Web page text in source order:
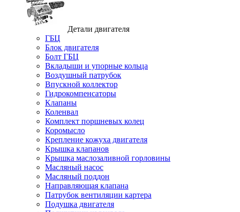
Детали двигателя
ГБЦ
Блок двигателя
Болт ГБЦ
Вкладыши и упорные кольца
Воздушный патрубок
Впускной коллектор
Гидрокомпенсаторы
Клапаны
Коленвал
Комплект поршневых колец
Коромысло
Крепление кожуха двигателя
Крышка клапанов
Крышка маслозаливной горловины
Масляный насос
Масляный поддон
Направляющая клапана
Патрубок вентиляции картера
Подушка двигателя